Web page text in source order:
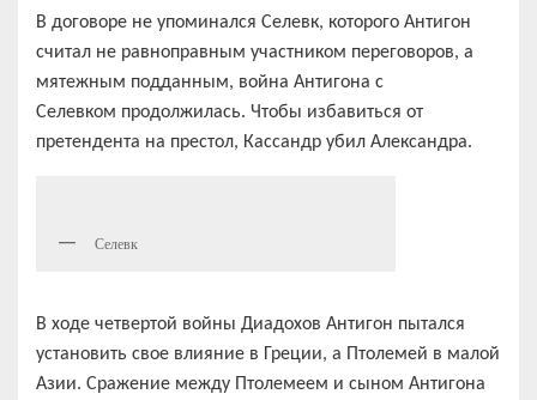
В договоре не упоминался Селевк, которого Антигон
считал не равноправным участником переговоров, а
мятежным подданным, война Антигона с
Селевком продолжилась. Чтобы избавиться от
претендента на престол, Кассандр убил Александра.
Селевк
В ходе четвертой войны Диадохов Антигон пытался
установить свое влияние в Греции, а Птолемей в малой
Азии. Сражение между Птолемеем и сыном Антигона